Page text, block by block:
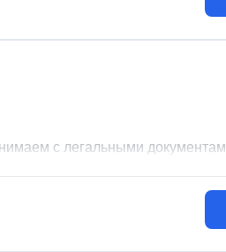
с легальными документам